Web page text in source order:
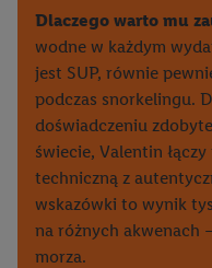
Dlaczego warto mu
wodne w każdym
jest SUP, równie
podczas snorkelingu.
doświadczeniu
świecie, Valentin
techniczną z
wskazówki to wynik
na różnych akwenach
morza.